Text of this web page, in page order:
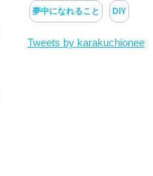
夢中になれること DIY
Tweets by karakuchionee